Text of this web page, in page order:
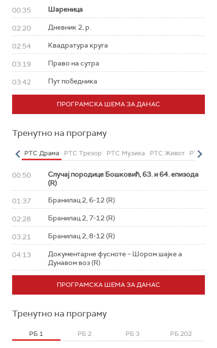
00:35 Шареница
02:20 Дневник 2, р.
02:54 Квадратура круга
03:19 Право на сутра
03:42 Пут победника
ПРОГРАМСКА ШЕМА ЗА ДАНАС
Тренутно на програму
РТС Драма РТС Трезор РТС Музика РТС Живот РТС
00:50
Случај породице Бошковић, 63. и 64. епизода
(R)
01:37 Бранилац 2, 6-12 (R)
02:28 Бранилац 2, 7-12 (R)
03:21 Бранилац 2, 8-12 (R)
04:13
Документарне фусноте – Шором шајке а
Дунавом воз (R)
ПРОГРАМСКА ШЕМА ЗА ДАНАС
Тренутно на програму
РБ 1 РБ 2 РБ 3 РБ 202